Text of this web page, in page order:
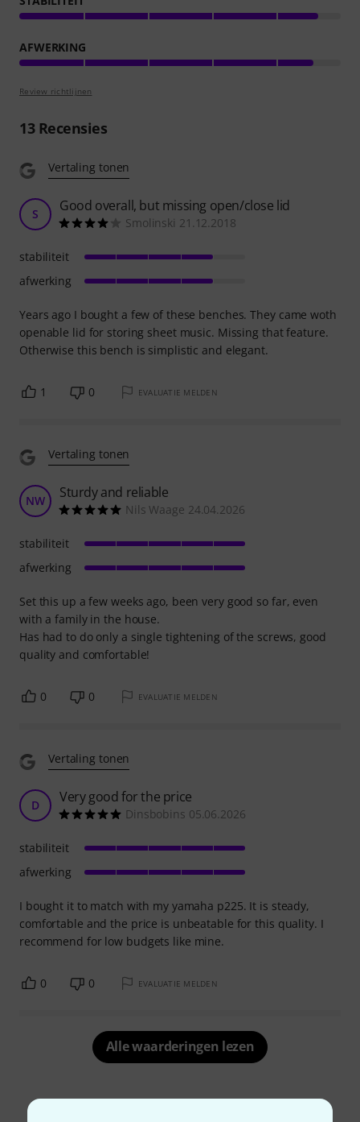
AFWERKING
Review richtlijnen
13Recensies
Vertaling tonen
S Good overall, but missing open/close lid
Smolinski 21.12.2018
Years ago I bought a few of these benches. They came woth
openable lid for storing sheet music. Missing that feature.
Otherwise this bench is simplistic and elegant.
stabiliteit
afwerking
1 0 EVALUATIE MELDEN
Vertaling tonen
NW Sturdy and reliable
Nils Waage 24.04.2026
Set this up a few weeks ago, been very good so far, even
with a family in the house.
Has had to do only a single tightening of the screws, good
quality and comfortable!
stabiliteit
afwerking
0 0 EVALUATIE MELDEN
Vertaling tonen
D Very good for the price
Dinsbobins 05.06.2026
I bought it to match with my yamaha p225. It is steady,
comfortable and the price is unbeatable for this quality. I
recommend for low budgets like mine.
stabiliteit
afwerking
0 0 EVALUATIE MELDEN
Alle waarderingen lezen